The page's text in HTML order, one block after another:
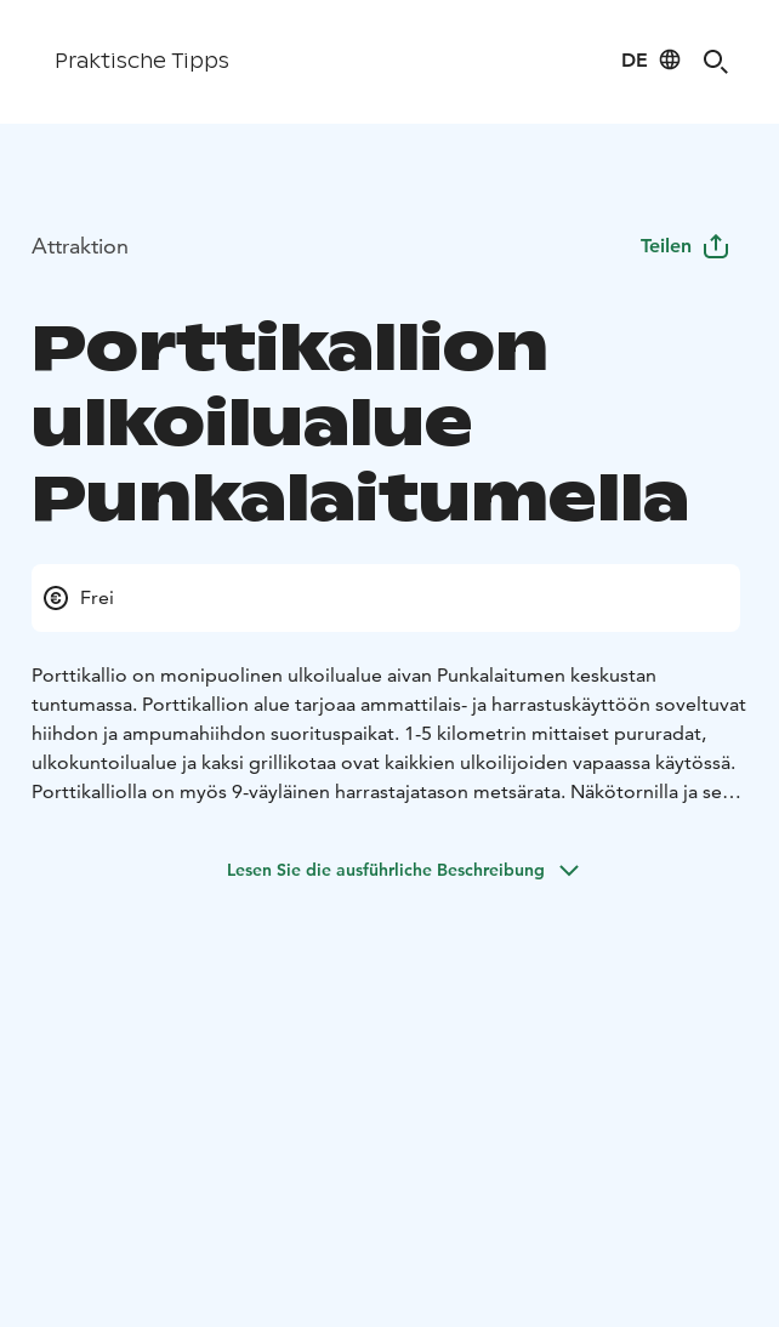
Praktische Tipps DE
Attraktion Teilen
Porttikallion
ulkoilualue
Punkalaitumella
Frei
Porttikallio on monipuolinen ulkoilualue aivan Punkalaitumen keskustan
tuntumassa. Porttikallion alue tarjoaa ammattilais- ja harrastuskäyttöön soveltuvat
hiihdon ja ampumahiihdon suorituspaikat. 1-5 kilometrin mittaiset pururadat,
ulkokuntoilualue ja kaksi grillikotaa ovat kaikkien ulkoilijoiden vapaassa käytössä.
Porttikalliolla on myös 9-väyläinen harrastajatason metsärata. Näkötornilla ja sen
opastettuja sekä parkkipaikalla että maastossa. Porttikalliolla on suuret parkkitilat,
Lesen Sie die ausführliche Beschreibung